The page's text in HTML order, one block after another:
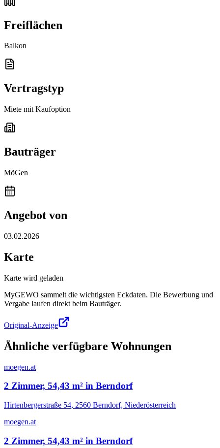
Freiflächen
Balkon
Vertragstyp
Miete mit Kaufoption
Bauträger
MöGen
Angebot von
03.02.2026
Karte
Karte wird geladen
MyGEWO sammelt die wichtigsten Eckdaten. Die Bewerbung und
Vergabe laufen direkt beim Bauträger.
Original-Anzeige
Ähnliche verfügbare Wohnungen
moegen.at
2 Zimmer, 54,43 m² in Berndorf
Hirtenbergerstraße 54, 2560 Berndorf, Niederösterreich
moegen.at
2 Zimmer, 54,43 m² in Berndorf